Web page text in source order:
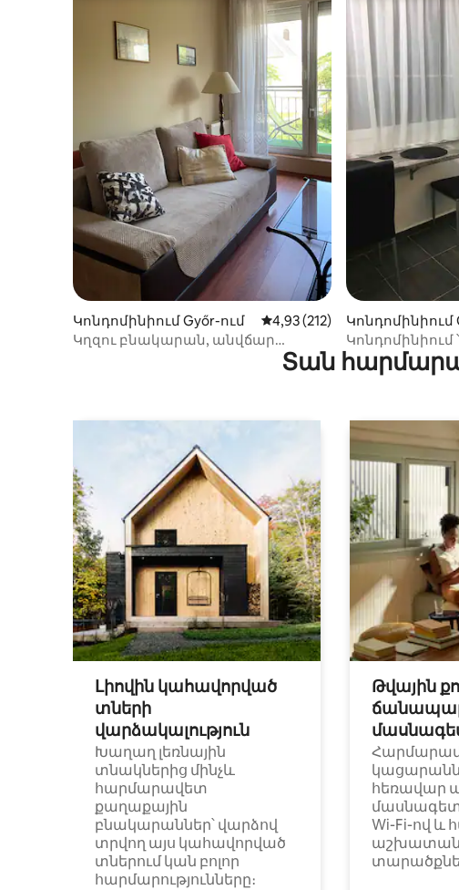
Կոնդոմինիում Győr-ում Միջին վարկանիշը՝ 5-ից
4,93 (212)
Կղզու բնակարան, անվճար
Կոնդոմինիում
Կոնդոմինիում
կենտրոնին
Տան
Լիովին կահավորված
տների
վարձակալություն
Խաղաղ լեռնային
տնակներից մինչև
հարմարավետ
քաղաքային
բնակարաններ՝ վարձով
տրվող այս կահավորված
տներում կան բոլոր
հարմարությունները։
Թվային
հեռավար
Wi-Fi-ով և